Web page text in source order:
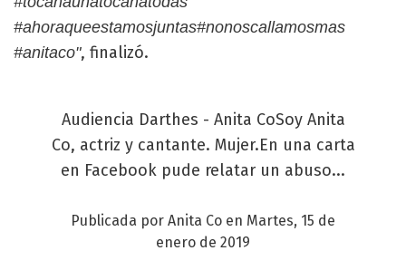
#ahoraqueestamosjuntas#nonoscallamosmas
#anitaco", finalizó.
Audiencia Darthes - Anita CoSoy Anita
Co, actriz y cantante. Mujer.En una carta
en Facebook pude relatar un abuso...
Publicada por Anita Co en Martes, 15 de
enero de 2019